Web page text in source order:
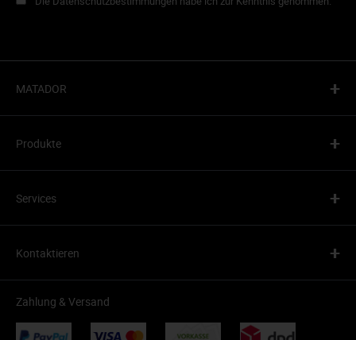
MATADOR +
Produkte +
Services +
Kontaktieren +
Zahlung & Versand